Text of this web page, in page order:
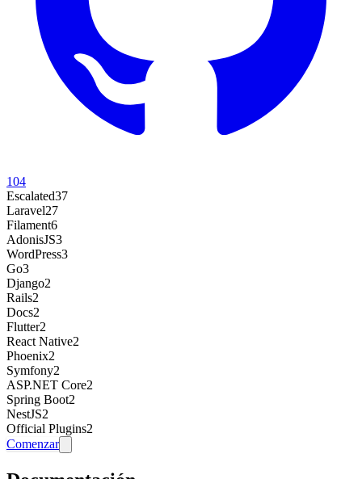
104
Escalated37
Laravel27
Filament6
AdonisJS3
WordPress3
Go3
Django2
Rails2
Docs2
Flutter2
React Native2
Phoenix2
Symfony2
ASP.NET Core2
Spring Boot2
NestJS2
Official Plugins2
Comenzar